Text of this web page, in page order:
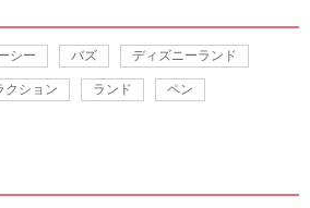
シー バズ ディズニーランド
クション ランド ペン